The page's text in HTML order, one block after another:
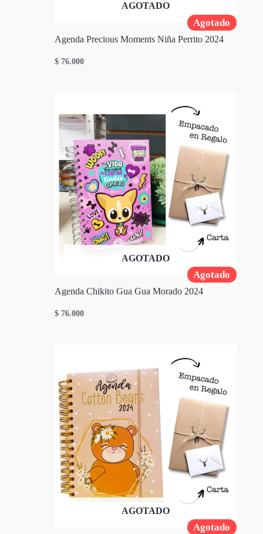
Agotado
AGOTADO
Agenda Precious Moments Niña Perrito 2024
$ 76.000
Agotado
AGOTADO
Agenda Chikito Gua Gua Morado 2024
$ 76.000
Agotado
AGOTADO